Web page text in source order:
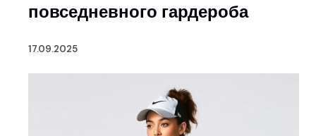
повседневного гардероба
17.09.2025